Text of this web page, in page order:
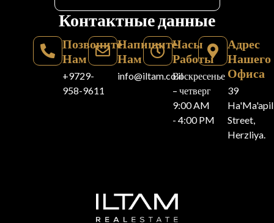
Контактные данные
Позвоните
Нам
+9729-
958-9611
Напишите
Нам
info@iltam.co.il
Часы
Работы
Воскресенье
– четверг
9:00 AM
- 4:00 PM
Адрес
Нашего
Офиса
39
Street,
Herzliya.